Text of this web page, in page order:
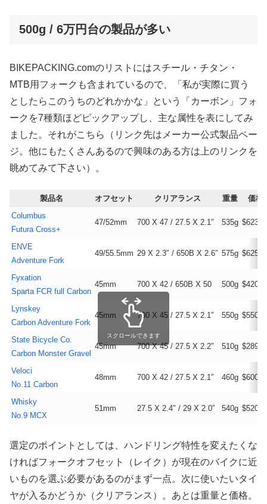
500g / 6万円台の製品が多い
BIKEPACKING.comのリストにはスチール・チタン・
MTB用フォークも含まれているので、「私が実際に買う
としたらこのうちのどれかかな」という「カーボン」フォ
ークを7種類ほどピックアップし、主な属性を表にしてみ
ました。それがこちら（リンク先はメーカー公式製品ペー
ジ。他にもたくさんあるので興味のある方は上のリンクを
眺めてみて下さい）。
製品名 オフセット クリアランス 重量
価格
Columbus
Futura Cross+
47/52mm 700 X 47 / 27.5 X 2.1″ 535g $623
ENVE
Adventure Fork
49/55.5mm 29 X 2.3″ / 650B X 2.6″ 575g $625
Fyxation
Sparta FCR full Carbon
45mm 700 X 42 / 650B X 50 500g $420
Lynskey
Carbon Adventure Fork
45mm 700 X 45 / 27.5 X 2.1″ 550g $550
State Bicycle Co.
Carbon Monster Gravel
45mm 700 X 45 / 27.5 X 2.2″ 510g
Veloci
No.11 Carbon
48mm 700 X 42 / 27.5 X 2.1″ 460g $600
Whisky
No.9 MCX
51mm 27.5 X 2.4″ / 29 X 2.0″ 540g $520
スクロールできます
選定のポイントとしては、ハンドリング特性を変えたくな
ければフォークオフセット（レイク）が現在のバイクに近
いものを選ぶ必要があるのがまず一点。次に使いたいタイ
ヤが入るかどうか（クリアランス）。あとは重量と価格。